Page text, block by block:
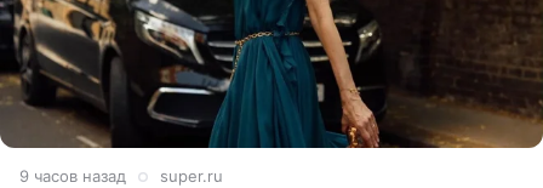
9 часов назад super.ru